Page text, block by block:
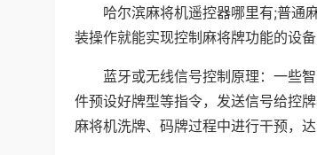
哈尔滨麻将机遥控器哪里有;普通
装操作就能实现控制麻将牌功能的设备
蓝牙或无线信号控制原理：一些
件预设好牌型等指令，发送信号给控
麻将机洗牌、码牌过程中进行干预，达